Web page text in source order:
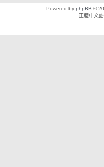
Powered byphpBB ©
正體中文